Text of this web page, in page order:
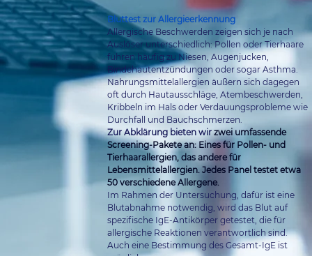
Bluttest zur Allergieerkennung
Allergische Beschwerden zeigen sich je nach
Auslöser unterschiedlich: Pollen oder Tierhaare
führen häufig zu Niesen, Augenjucken,
Bindehautentzündungen oder sogar Asthma.
Nahrungsmittelallergien äußern sich dagegen
oft durch Hautausschläge, Atembeschwerden,
Kribbeln im Hals oder Verdauungsprobleme wie
Durchfall und Bauchschmerzen.
Zur Abklärung bieten wir zwei umfassende
Screening-Pakete an: Eines für Pollen- und
Tierhaarallergien, das andere für
Lebensmittelallergien. Jedes Panel testet etwa
50 verschiedene Allergene.
Im Rahmen der Untersuchung, dafür ist eine
Blutabnahme notwendig, wird das Blut auf
spezifische IgE-Antikörper getestet, die für
allergische Reaktionen verantwortlich sind.
Auch eine Bestimmung des Gesamt-IgE ist